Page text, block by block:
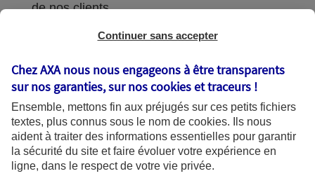
de nos clients.
L'utilisation de vos données
AXA France utilise vos données dans le
cadre de finalités se fondant sur les bases
Continuer sans accepter
Chez AXA nous nous engageons à être transparents
sur nos garanties, sur noscookies et traceurs !
Ensemble, mettons fin aux préjugés sur ces petits fichiers
textes, plus connus sous le nom de cookies. Ils nous
aident à traiter des informations essentielles pour garantir
la sécurité du site et faire évoluer votre expérience en
ligne, dans le respect de votre vie privée.